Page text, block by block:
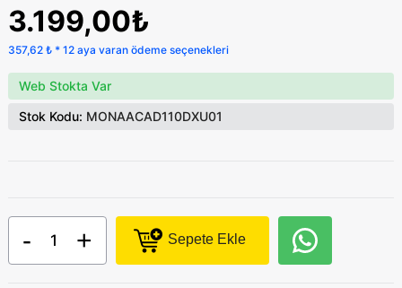
3.199,00₺
357,62 ₺ * 12 aya varan ödeme seçenekleri
Web Stokta Var
Stok Kodu: MONAACAD110DXU01
- + Sepete Ekle